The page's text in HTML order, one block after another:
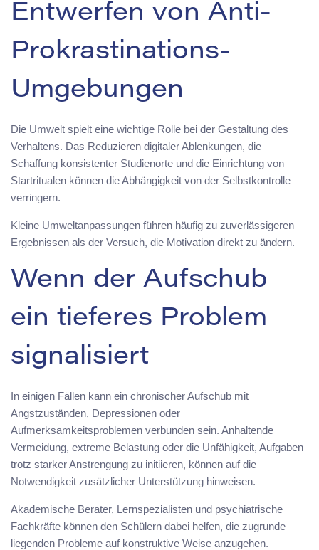
Entwerfen von Anti-
Prokrastinations-
Umgebungen
Die Umwelt spielt eine wichtige Rolle bei der Gestaltung des
Verhaltens. Das Reduzieren digitaler Ablenkungen, die
Schaffung konsistenter Studienorte und die Einrichtung von
Startritualen können die Abhängigkeit von der Selbstkontrolle
verringern.
Kleine Umweltanpassungen führen häufig zu zuverlässigeren
Ergebnissen als der Versuch, die Motivation direkt zu ändern.
Wenn der Aufschub
ein tieferes Problem
signalisiert
In einigen Fällen kann ein chronischer Aufschub mit
Angstzuständen, Depressionen oder
Aufmerksamkeitsproblemen verbunden sein. Anhaltende
Vermeidung, extreme Belastung oder die Unfähigkeit, Aufgaben
trotz starker Anstrengung zu initiieren, können auf die
Notwendigkeit zusätzlicher Unterstützung hinweisen.
Akademische Berater, Lernspezialisten und psychiatrische
Fachkräfte können den Schülern dabei helfen, die zugrunde
liegenden Probleme auf konstruktive Weise anzugehen.